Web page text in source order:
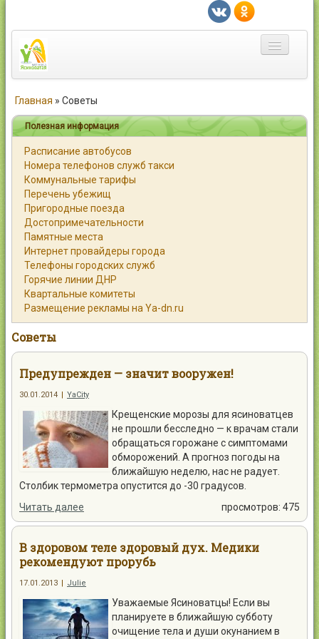
Город
Статьи
Каталог
Справочник
Работа
Объявления
Помощь
Контакты
Войти
Главная » Советы
Полезная информация
Расписание автобусов
Номера телефонов служб такси
Коммунальные тарифы
Перечень убежищ
Пригородные поезда
Достопримечательности
Памятные места
Интернет провайдеры города
Телефоны городских служб
Горячие линии ДНР
Квартальные комитеты
Размещение рекламы на Ya-dn.ru
Советы
Предупрежден — значит вооружен!
30.01.2014 | YaCity
Крещенские морозы для ясиноватцев
не прошли бесследно — к врачам стали
обращаться горожане с симптомами
обморожений. А прогноз погоды на
ближайшую неделю, нас не радует.
Столбик термометра опустится до -30 градусов.
Читать далее
просмотров: 475
В здоровом теле здоровый дух. Медики
рекомендуют прорубь
17.01.2013 | Julie
Уважаемые Ясиноватцы! Если вы
планируете в ближайшую субботу
очищение тела и души окунанием в